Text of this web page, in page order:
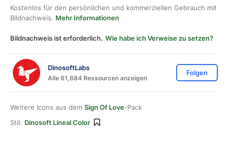
Kostenlos für den persönlichen und kommerziellen Gebrauch mit
Bildnachweis. Mehr Informationen
Bildnachweis ist erforderlich. Wie habe ich Verweise zu setzen?
DinosoftLabs
Alle 61,684 Ressourcen anzeigen
Folgen
Weitere Icons aus dem Sign Of Love-Pack
Stil: Dinosoft Lineal Color